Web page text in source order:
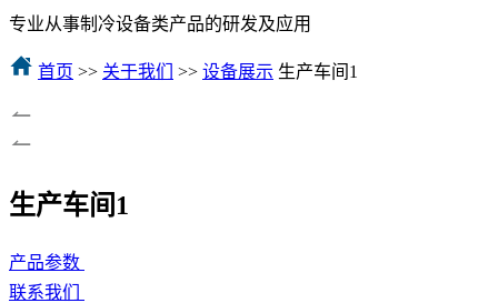
专业从事制冷设备类产品的研发及应用
首页 >> 关于我们 >> 设备展示 生产车间1
生产车间1
产品参数
联系我们